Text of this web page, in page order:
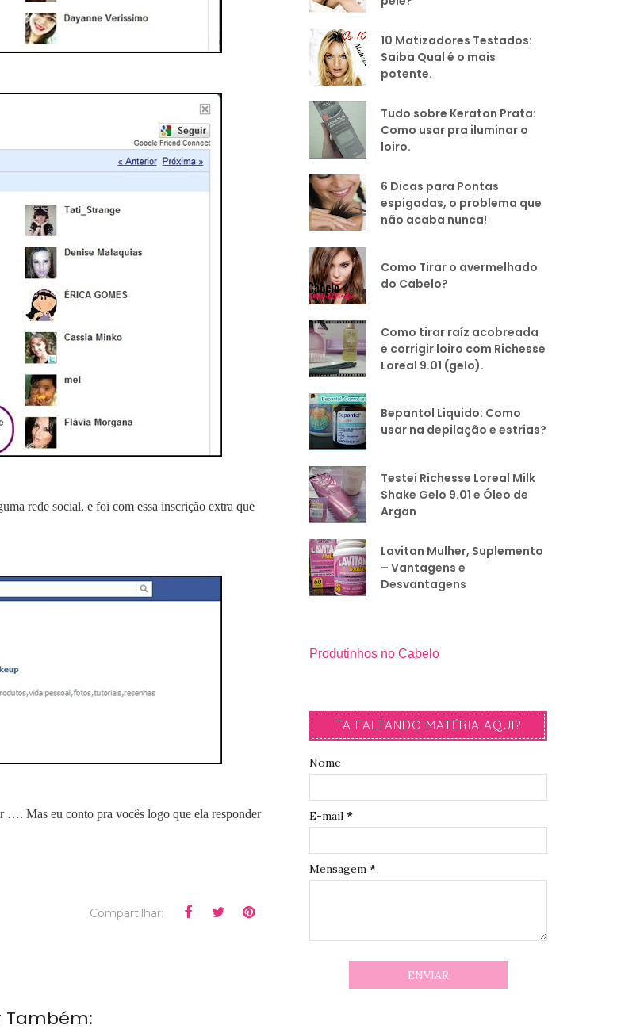
rede social, e foi com essa inscrição extra que
…. Mas eu conto pra vocês logo que ela responder
Compartilhar:
Também:
10 Matizadores Testados:
Saiba Qual é o mais
potente.
Tudo sobre Keraton Prata:
Como usar pra iluminar o
loiro.
6 Dicas para Pontas
espigadas, o problema que
não acaba nunca!
Como Tirar o avermelhado
do Cabelo?
Como tirar raíz acobreada
e corrigir loiro com Richesse
Loreal 9.01 (gelo).
Bepantol Liquido: Como
usar na depilação e estrias?
Testei Richesse Loreal Milk
Shake Gelo 9.01 e Óleo de
Argan
Lavitan Mulher, Suplemento
– Vantagens e
Desvantagens
Produtinhos no Cabelo
TA FALTANDO MATÉRIA AQUI?
Nome
E-mail *
Mensagem *